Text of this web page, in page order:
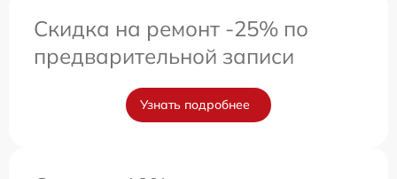
Скидка на ремонт -25% по
предварительной записи
Узнать подробнее